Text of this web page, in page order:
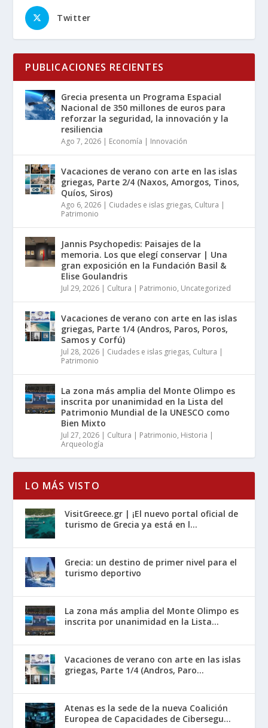
Twitter
PUBLICACIONES RECIENTES
Grecia presenta un Programa Espacial
Nacional de 350 millones de euros para
reforzar la seguridad, la innovación y la
resiliencia
Ago 7, 2026 | Economía | Innovación
Vacaciones de verano con arte en las islas
griegas, Parte 2/4 (Naxos, Amorgos, Tinos,
Quíos, Siros)
Ago 6, 2026 | Ciudades e islas griegas, Cultura |
Patrimonio
Jannis Psychopedis: Paisajes de la
memoria. Los que elegí conservar | Una
gran exposición en la Fundación Basil &
Elise Goulandris
Jul 29, 2026 | Cultura | Patrimonio, Uncategorized
Vacaciones de verano con arte en las islas
griegas, Parte 1/4 (Andros, Paros, Poros,
Samos y Corfú)
Jul 28, 2026 | Ciudades e islas griegas, Cultura |
Patrimonio
La zona más amplia del Monte Olimpo es
inscrita por unanimidad en la Lista del
Patrimonio Mundial de la UNESCO como
Bien Mixto
Jul 27, 2026 | Cultura | Patrimonio, Historia |
Arqueología
LO MÁS VISTO
VisitGreece.gr | ¡El nuevo portal oficial de
turismo de Grecia ya está en l...
Grecia: un destino de primer nivel para el
turismo deportivo
La zona más amplia del Monte Olimpo es
inscrita por unanimidad en la Lista...
Vacaciones de verano con arte en las islas
griegas, Parte 1/4 (Andros, Paro...
Atenas es la sede de la nueva Coalición
Europea de Capacidades de Cibersegu...